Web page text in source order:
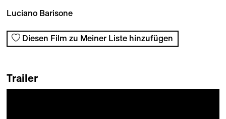
Luciano Barisone
Diesen Film zu Meiner Liste hinzufügen
Trailer